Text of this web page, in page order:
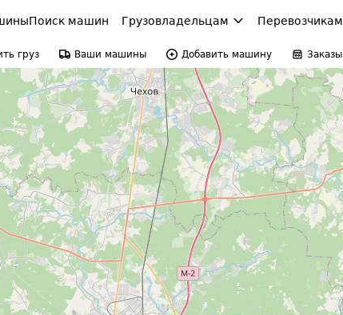
Поиск машин Грузовладельцам Перевозчикам
груз Ваши машины Добавить машину Заказы